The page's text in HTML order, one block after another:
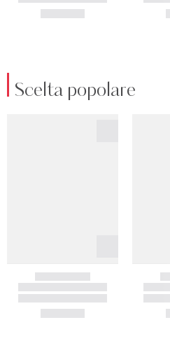
Scelta popolare